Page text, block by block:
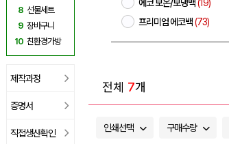
8 선물세트
9 장바구니
10 친환경가방
제작과정
증명서
직접생산확인
에코 보온/보냉백(19)
프리미엄 에코백(73)
전체 7개
인쇄선택 구매수량